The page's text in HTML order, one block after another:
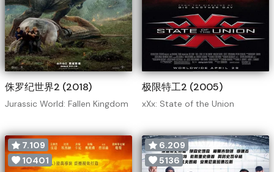
侏罗纪世界2 (2018)
Jurassic World: Fallen Kingdom
极限特工2 (2005)
xXx: State of the Union
7.109
10401
6.209
5136